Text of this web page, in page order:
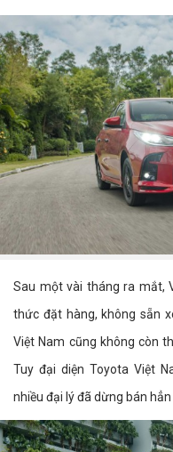
Sau một vài tháng ra mắt,
thức đặt hàng, không sẵn
Việt Nam cũng không còn
Tuy đại diện Toyota Việt
nhiều đại lý đã dừng bán hẳn